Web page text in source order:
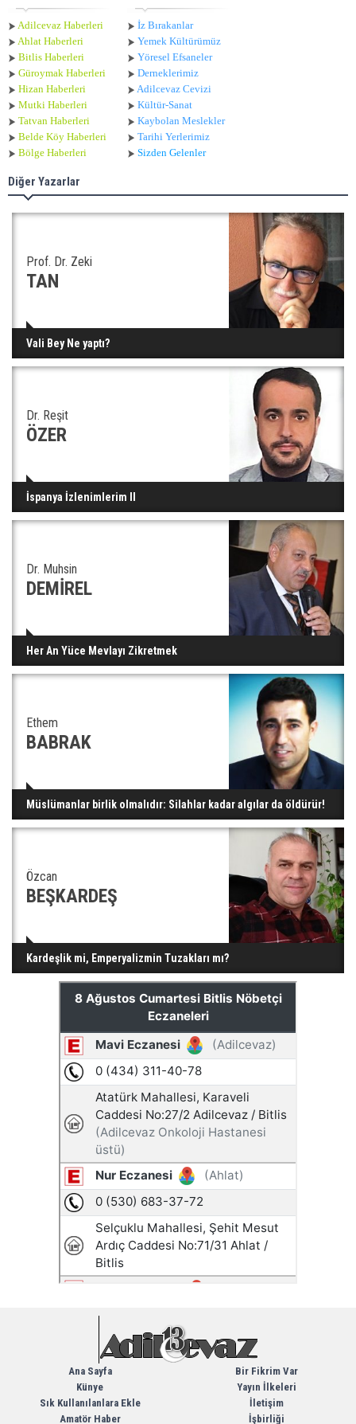
Adilcevaz Haberleri
Ahlat Haberleri
Bitlis Haberleri
Güroymak Haberleri
Hizan Haberleri
Mutki Haberleri
Tatvan Haberleri
Belde Köy Haberleri
Bölge Haberleri
İz Bırakanlar
Yemek Kültürümüz
Yöresel Efsaneler
Derneklerimiz
Adilcevaz Cevizi
Kültür-Sanat
Kaybolan Meslekler
Tarihi Yerlerimiz
Sizden Gelenler
Diğer Yazarlar
Prof. Dr. Zeki
TAN
Vali Bey Ne yaptı?
Dr. Reşit
ÖZER
İspanya İzlenimlerim II
Dr. Muhsin
DEMİREL
Her An Yüce Mevlayı Zikretmek
Ethem
BABRAK
Müslümanlar birlik olmalıdır: Silahlar kadar algılar da öldürür!
Özcan
BEŞKARDEŞ
Kardeşlik mi, Emperyalizmin Tuzakları mı?
Ana Sayfa
Künye
Sık Kullanılanlara Ekle
Amatör Haber
Bir Fikrim Var
Yayın İlkeleri
İletişim
İşbirliği